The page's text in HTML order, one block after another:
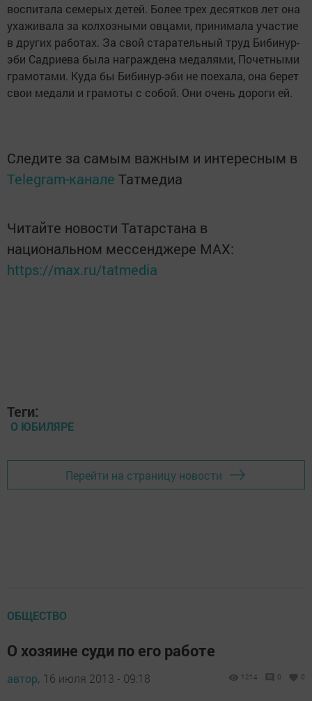
воспитала семерых детей. Более трех десятков лет она
ухаживала за колхозными овцами, принимала участие
в других работах. За свой старательный труд Бибинур-
эби Садриева была награждена медалями, Почетными
грамотами. Куда бы Бибинур-эби не поехала, она берет
свои медали и грамоты с собой. Они очень дороги ей.
Следите за самым важным и интересным в
Telegram-канале Татмедиа
Читайте новости Татарстана в
национальном мессенджере MАХ:
https://max.ru/tatmedia
Теги:
О ЮБИЛЯРЕ
Перейти на страницу новости
ОБЩЕСТВО
О хозяине суди по его работе
автор, 16 июля 2013 - 09:18 1214 0 0